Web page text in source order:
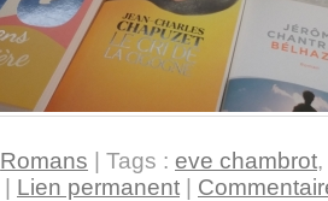
Romans | Tags : eve chambrot,
| Lien permanent |